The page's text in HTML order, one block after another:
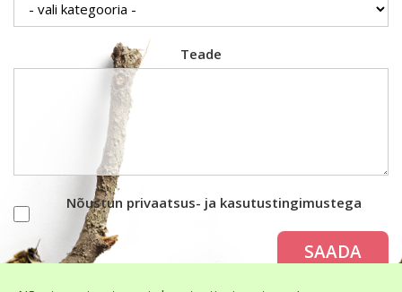
Teade
Nõustun privaatsus- ja kasutustingimustega
SAADA